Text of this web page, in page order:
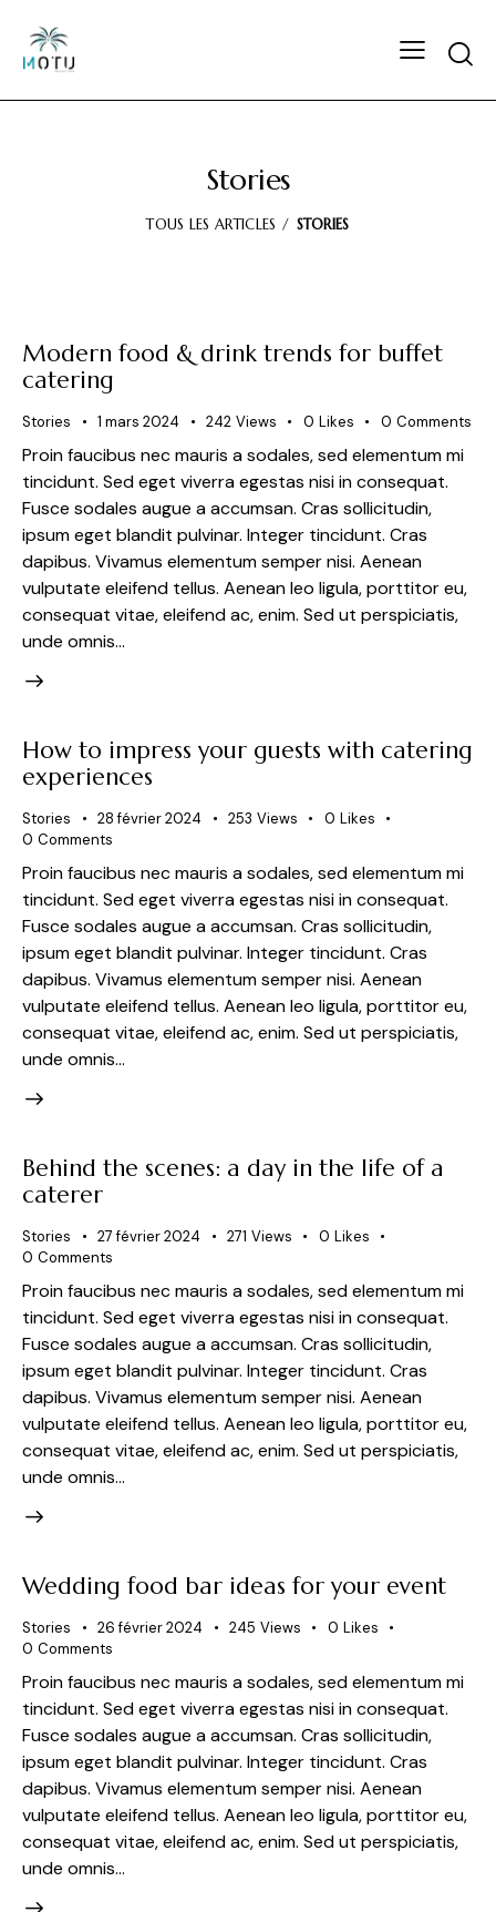
Stories
TOUS LES ARTICLES STORIES
Modern food & drink trends for buffet
catering
Stories 1 mars 2024 242 Views 0 Likes 0 Comments
Proin faucibus nec mauris a sodales, sed elementum mi
tincidunt. Sed eget viverra egestas nisi in consequat.
Fusce sodales augue a accumsan. Cras sollicitudin,
ipsum eget blandit pulvinar. Integer tincidunt. Cras
dapibus. Vivamus elementum semper nisi. Aenean
vulputate eleifend tellus. Aenean leo ligula, porttitor eu,
consequat vitae, eleifend ac, enim. Sed ut perspiciatis,
unde omnis…
How to impress your guests with catering
experiences
Stories 28 février 2024 253 Views 0 Likes
0 Comments
Proin faucibus nec mauris a sodales, sed elementum mi
tincidunt. Sed eget viverra egestas nisi in consequat.
Fusce sodales augue a accumsan. Cras sollicitudin,
ipsum eget blandit pulvinar. Integer tincidunt. Cras
dapibus. Vivamus elementum semper nisi. Aenean
vulputate eleifend tellus. Aenean leo ligula, porttitor eu,
consequat vitae, eleifend ac, enim. Sed ut perspiciatis,
unde omnis…
Behind the scenes: a day in the life of a
caterer
Stories 27 février 2024 271 Views 0 Likes
0 Comments
Proin faucibus nec mauris a sodales, sed elementum mi
tincidunt. Sed eget viverra egestas nisi in consequat.
Fusce sodales augue a accumsan. Cras sollicitudin,
ipsum eget blandit pulvinar. Integer tincidunt. Cras
dapibus. Vivamus elementum semper nisi. Aenean
vulputate eleifend tellus. Aenean leo ligula, porttitor eu,
consequat vitae, eleifend ac, enim. Sed ut perspiciatis,
unde omnis…
Wedding food bar ideas for your event
Stories 26 février 2024 245 Views 0 Likes
0 Comments
Proin faucibus nec mauris a sodales, sed elementum mi
tincidunt. Sed eget viverra egestas nisi in consequat.
Fusce sodales augue a accumsan. Cras sollicitudin,
ipsum eget blandit pulvinar. Integer tincidunt. Cras
dapibus. Vivamus elementum semper nisi. Aenean
vulputate eleifend tellus. Aenean leo ligula, porttitor eu,
consequat vitae, eleifend ac, enim. Sed ut perspiciatis,
unde omnis…